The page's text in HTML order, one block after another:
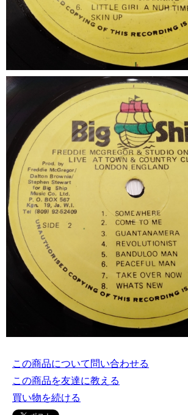
この商品について問い合わせる
この商品を友達に教える
買い物を続ける